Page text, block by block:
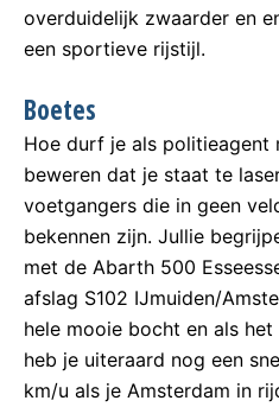
overduidelijk zwaarder en
een sportieve rijstijl.
Boetes
Hoe durf je als politieagent
beweren dat je staat te
voetgangers die in geen
bekennen zijn. Jullie
met de Abarth 500
afslag S102 IJmuiden/
hele mooie bocht en als
heb je uiteraard nog een
km/u als je Amsterdam in